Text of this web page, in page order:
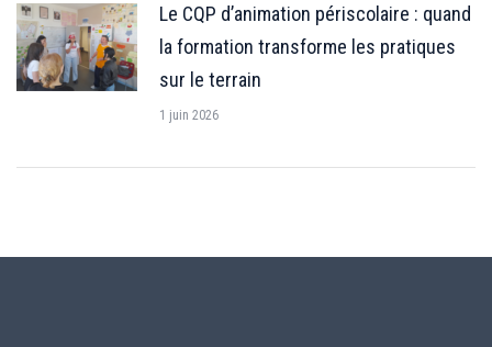
Le CQP d’animation périscolaire : quand
la formation transforme les pratiques
sur le terrain
1 juin 2026